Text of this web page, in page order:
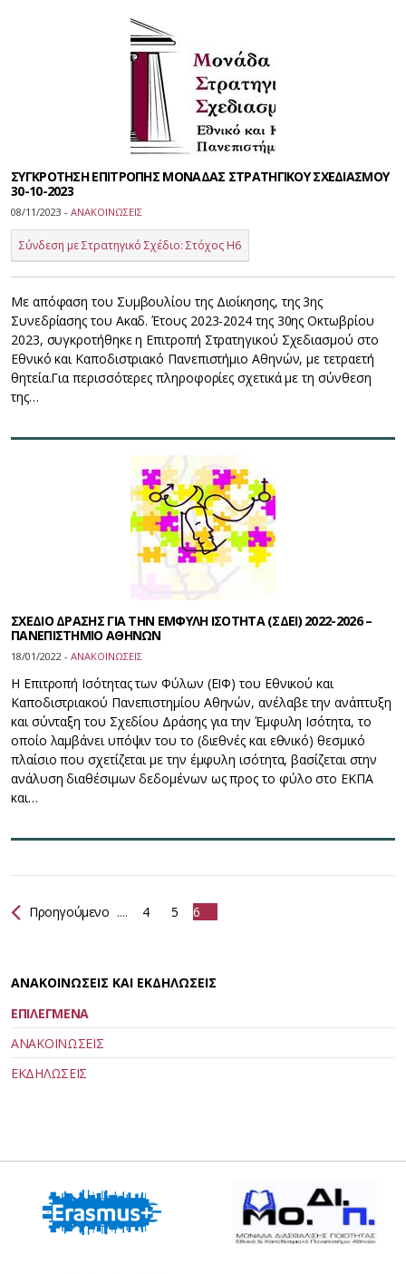
ΣΥΓΚΡΟΤΗΣΗ ΕΠΙΤΡΟΠΗΣ ΜΟΝΑΔΑΣ ΣΤΡΑΤΗΓΙΚΟΥ ΣΧΕΔΙΑΣΜΟΥ
30-10-2023
08/11/2023 - ΑΝΑΚΟΙΝΩΣΕΙΣ
Σύνδεση με Στρατηγικό Σχέδιο: Στόχος Η6
Με απόφαση του Συμβουλίου της Διοίκησης, της 3ης
Συνεδρίασης του Ακαδ. Έτους 2023-2024 της 30ης Οκτωβρίου
2023, συγκροτήθηκε η Επιτροπή Στρατηγικού Σχεδιασμού στο
Εθνικό και Καποδιστριακό Πανεπιστήμιο Αθηνών, με τετραετή
θητεία.Για περισσότερες πληροφορίες σχετικά με τη σύνθεση
της…
ΣΧΕΔΙΟ ΔΡΑΣΗΣ ΓΙΑ ΤΗΝ ΕΜΦΥΛΗ ΙΣΟΤΗΤΑ (ΣΔΕΙ) 2022-2026 –
ΠΑΝΕΠΙΣΤΗΜΙΟ ΑΘΗΝΩΝ
18/01/2022 - ΑΝΑΚΟΙΝΩΣΕΙΣ
Η Επιτροπή Ισότητας των Φύλων (ΕΙΦ) του Εθνικού και
Καποδιστριακού Πανεπιστημίου Αθηνών, ανέλαβε την ανάπτυξη
και σύνταξη του Σχεδίου Δράσης για την Έμφυλη Ισότητα, το
οποίο λαμβάνει υπόψιν του το (διεθνές και εθνικό) θεσμικό
πλαίσιο που σχετίζεται με την έμφυλη ισότητα, βασίζεται στην
ανάλυση διαθέσιμων δεδομένων ως προς το φύλο στο ΕΚΠΑ
και…
Προηγούμενο .... 4 5 6
ΑΝΑΚΟΙΝΩΣΕΙΣ ΚΑΙ ΕΚΔΗΛΩΣΕΙΣ
ΕΠΙΛΕΓΜΕΝΑ
ΑΝΑΚΟΙΝΩΣΕΙΣ
ΕΚΔΗΛΩΣΕΙΣ